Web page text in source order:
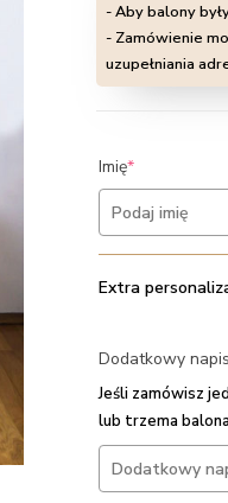
- Aby balony
- Zamówienie
uzupełniania
Imię*(required)
Extra
Dodatkowy
Jeśli zamówisz
lub trzema